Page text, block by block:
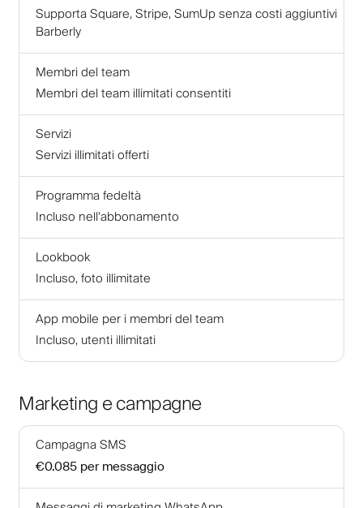
Supporta Square, Stripe, SumUp senza costi aggiuntivi
Barberly
Membri del team
Membri del team illimitati consentiti
Servizi
Servizi illimitati offerti
Programma fedeltà
Incluso nell'abbonamento
Lookbook
Incluso, foto illimitate
App mobile per i membri del team
Incluso, utenti illimitati
Marketing e campagne
Campagna SMS
€0.085 per messaggio